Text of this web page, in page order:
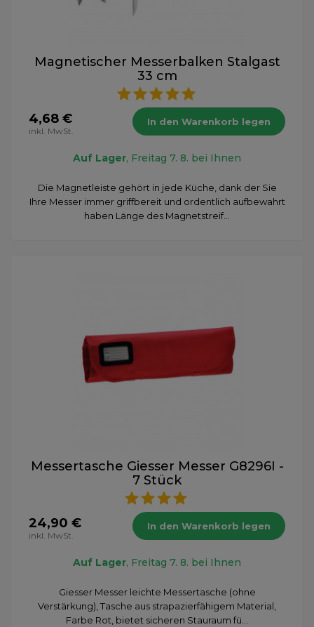
Magnetischer Messerbalken Stalgast
33 cm
4,68 €
inkl. MwSt.
In den Warenkorb legen
Auf Lager, Freitag 7. 8. bei Ihnen
Die Magnetleiste gehört in jede Küche, dank der Sie
Ihre Messer immer griffbereit und ordentlich aufbewahrt
haben Länge des Magnetstreif...
Messertasche Giesser Messer G8296I -
7 Stück
24,90 €
inkl. MwSt.
In den Warenkorb legen
Auf Lager, Freitag 7. 8. bei Ihnen
Giesser Messer leichte Messertasche (ohne
Verstärkung), Tasche aus strapazierfähigem Material,
Farbe Rot, bietet sicheren Stauraum fü...